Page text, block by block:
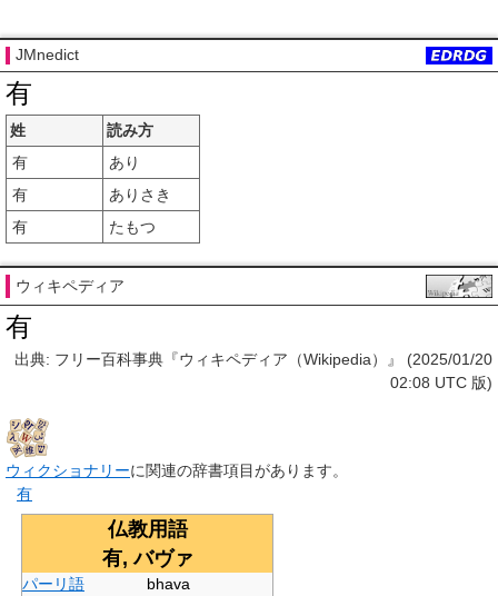
JMnedict
有
姓
読み方
有
あり
有
ありさき
有
たもつ
ウィキペディア
有
出典: フリー百科事典『ウィキペディア（Wikipedia）』 (2025/01/20
02:08 UTC 版)
ウィクショナリーに関連の辞書項目があります。
有
仏教用語
有, バヴァ
パーリ語
bhava